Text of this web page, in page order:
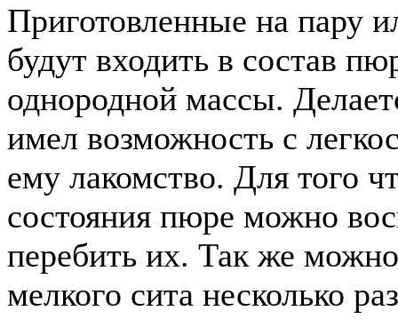
Приготовленные на пару
будут входить в состав
однородной массы.
имел возможность с
ему лакомство. Для того
состояния пюре можно
перебить их. Так же
мелкого сита несколько